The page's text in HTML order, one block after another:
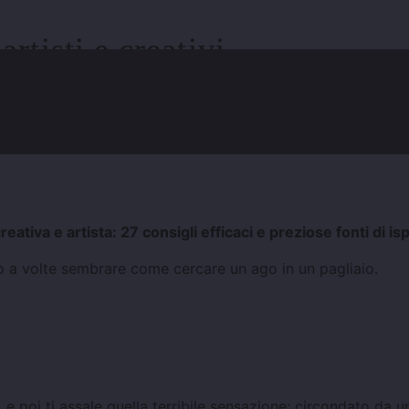
e creativi
e artista: 27 consigli efficaci e preziose fonti di
volte sembrare come cercare un ago in un pagliaio.